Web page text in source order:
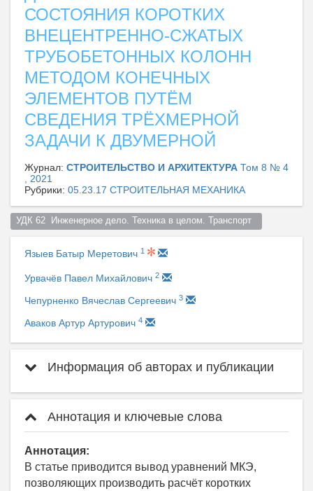
СОСТОЯНИЯ КОРОТКИХ
ВНЕЦЕНТРЕННО-СЖАТЫХ
ТРУБОБЕТОННЫХ КОЛОНН
МЕТОДОМ КОНЕЧНЫХ
ЭЛЕМЕНТОВ ПУТЁМ
СВЕДЕНИЯ ТРЁХМЕРНОЙ
ЗАДАЧИ К ДВУМЕРНОЙ
Журнал: СТРОИТЕЛЬСТВО И АРХИТЕКТУРА Том 8 № 4
, 2021
Рубрики: 05.23.17 СТРОИТЕЛЬНАЯ МЕХАНИКА
УДК 62  Инженерное дело. Техника в целом. Транспорт
Языев Батыр Меретович 1
Урвачёв Павел Михайлович 2
Чепурненко Вячеслав Сергеевич 3
Аваков Артур Артурович 4
Информация об авторах и публикации
Аннотация и ключевые слова
Аннотация:
В статье приводится вывод уравнений МКЭ,
позволяющих производить расчёт коротких